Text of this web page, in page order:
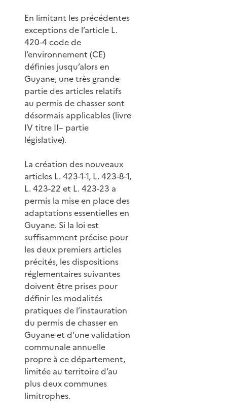
En limitant les précédentes
exceptions de l’article L.
420-4 code de
l’environnement (CE)
définies jusqu’alors en
Guyane, une très grande
partie des articles relatifs
au permis de chasser sont
désormais applicables (livre
IV titre II– partie
législative).
La création des nouveaux
articles L. 423-1-1, L. 423-8-1,
L. 423-22 et L. 423-23 a
permis la mise en place des
adaptations essentielles en
Guyane. Si la loi est
suffisamment précise pour
les deux premiers articles
précités, les dispositions
réglementaires suivantes
doivent être prises pour
définir les modalités
pratiques de l’instauration
du permis de chasser en
Guyane et d’une validation
communale annuelle
propre à ce département,
limitée au territoire d’au
plus deux communes
limitrophes.